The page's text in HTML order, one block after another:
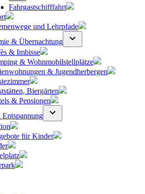
Fahrgastschifffahrt
und Lehrpfade
& Übernachtung
& Imbisse
& Wohnmobilstellplätze
& Jugendherbergen
Biergärten
& Pensionen
für Kinder